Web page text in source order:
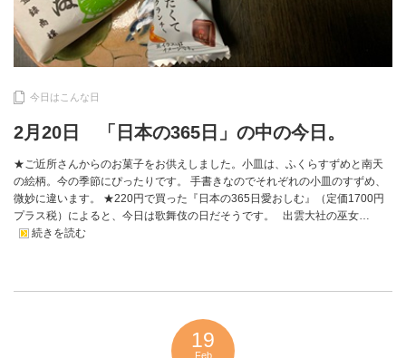
今日はこんな日
2月20日 「日本の365日」の中の今日。
★ご近所さんからのお菓子をお供えしました。小皿は、ふくらすずめと南天
の絵柄。今の季節にぴったりです。 手書きなのでそれぞれの小皿のすずめ、
微妙に違います。 ★220円で買った『日本の365日愛おしむ』（定価1700円
プラス税）によると、今日は歌舞伎の日だそうです。 出雲大社の巫女…
続きを読む
19
Feb